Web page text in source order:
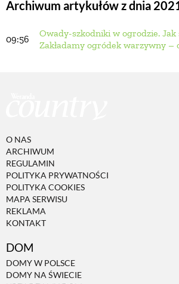
Archiwum artykułów z dnia
09:56
Owady-szkodniki w ogrodzie. Jak
Zakładamy ogródek warzywny –
O NAS
ARCHIWUM
REGULAMIN
POLITYKA PRYWATNOŚCI
POLITYKA COOKIES
MAPA SERWISU
REKLAMA
KONTAKT
DOM
DOMY W POLSCE
DOMY NA ŚWIECIE
BUDUJEMY
PROJEKTOWANIE